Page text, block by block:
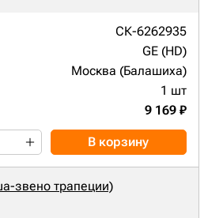
СК-6262935
GE (HD)
Москва (Балашиха)
1 шт
9 169 ₽
В корзину
звено трапеции)